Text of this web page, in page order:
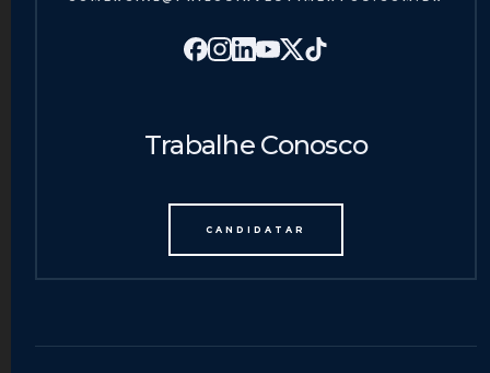
Trabalhe Conosco
CANDIDATAR